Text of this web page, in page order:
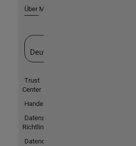
Über MathWorks
Deutschland
Trust
Center
Handelsmarken
Datenschutz-
Richtlinien
Datendiebstahl